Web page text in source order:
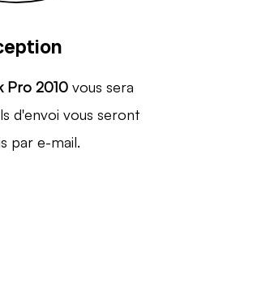
Pro 2010 vous sera
d'envoi vous seront
par e-mail.